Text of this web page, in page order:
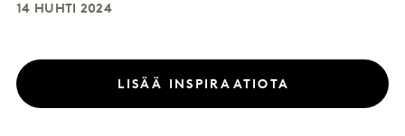
14 HUHTI 2024
LISÄÄ INSPIRAATIOTA